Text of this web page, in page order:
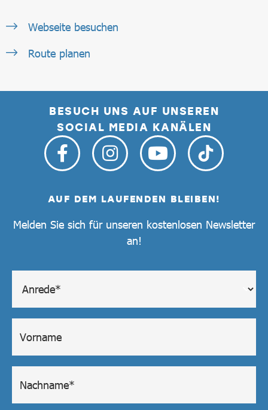
Webseite besuchen
Route planen
BESUCH UNS AUF UNSEREN
SOCIAL MEDIA KANÄLEN
AUF DEM LAUFENDEN BLEIBEN!
Melden Sie sich für unseren kostenlosen Newsletter
an!